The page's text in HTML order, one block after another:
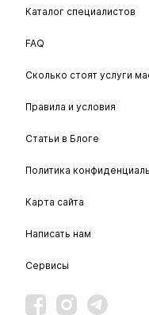
Каталог специалистов
FAQ
Сколько стоят услуги
Правила и условия
Статьи в Блоге
Политика
Карта сайта
Написать нам
Сервисы